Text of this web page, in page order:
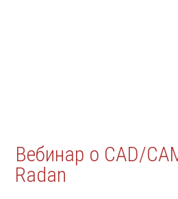
Вебинар о CAD/
Radan